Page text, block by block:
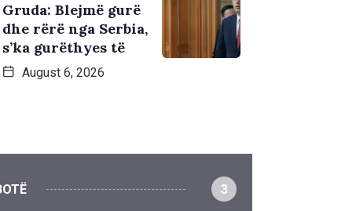
Gruda: Blejmë gurë
dhe rërë nga Serbia,
s’ka gurëthyes të
August 6, 2026
3